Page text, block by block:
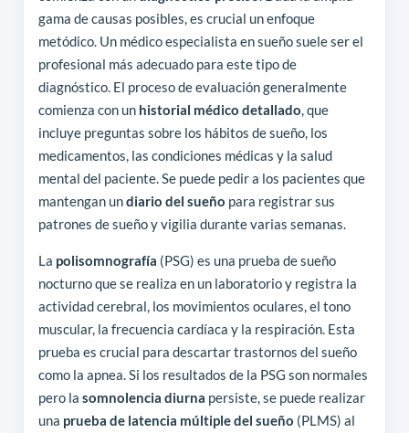
gama de causas posibles, es crucial un enfoque
metódico. Un médico especialista en sueño suele ser el
profesional más adecuado para este tipo de
diagnóstico. El proceso de evaluación generalmente
comienza con un historial médico detallado , que
incluye preguntas sobre los hábitos de sueño, los
medicamentos, las condiciones médicas y la salud
mental del paciente. Se puede pedir a los pacientes que
mantengan undiario del sueño para registrar sus
patrones de sueño y vigilia durante varias semanas.
La polisomnografía (PSG) es una prueba de sueño
nocturno que se realiza en un laboratorio y registra la
actividad cerebral, los movimientos oculares, el tono
muscular, la frecuencia cardíaca y la respiración. Esta
prueba es crucial para descartar trastornos del sueño
como la apnea. Si los resultados de la PSG son normales
pero la somnolencia diurna persiste, se puede realizar
una prueba de latencia múltiple del sueño (PLMS) al